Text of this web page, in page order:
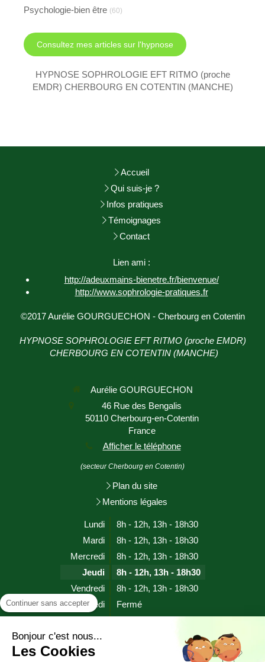
Psychologie-bien être (60)
Consultez mes articles sur l'hypnose
HYPNOSE SOPHROLOGIE EFT RITMO (proche
EMDR) CHERBOURG EN COTENTIN (MANCHE)
Accueil
Qui suis-je ?
Infos pratiques
Témoignages
Contact
Lien ami :
http://adeuxmains-bienetre.fr/bienvenue/
http://www.sophrologie-pratiques.fr
©2017 Aurélie GOURGUECHON - Cherbourg en Cotentin
HYPNOSE SOPHROLOGIE EFT RITMO (proche EMDR)
CHERBOURG EN COTENTIN (MANCHE)
Aurélie GOURGUECHON
46 Rue des Bengalis
50110 Cherbourg-en-Cotentin
France
Afficher le téléphone
(secteur Cherbourg en Cotentin)
Plan du site
Mentions légales
Lundi 8h - 12h, 13h - 18h30
Mardi
8h - 12h, 13h - 18h30
Mercredi
8h - 12h, 13h - 18h30
Jeudi
8h - 12h, 13h - 18h30
Vendredi
8h - 12h, 13h - 18h30
Samedi
Fermé
Prendre rendez-vous
Continuer sans accepter
Bonjour c'est nous...
Les Cookies